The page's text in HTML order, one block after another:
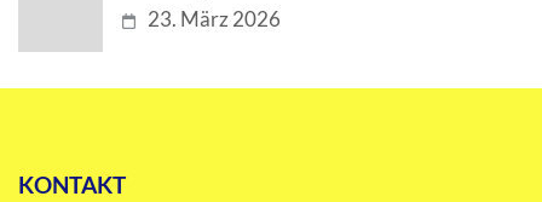
23. März 2026
KONTAKT